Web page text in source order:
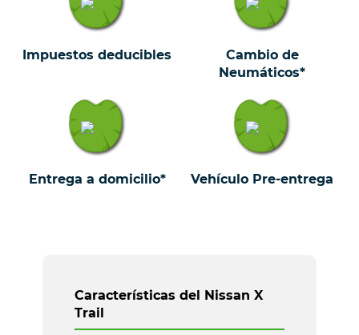
Impuestos deducibles
Cambio de
Neumáticos*
Entrega a domicilio* Vehículo Pre-entrega
Características del Nissan X
Trail